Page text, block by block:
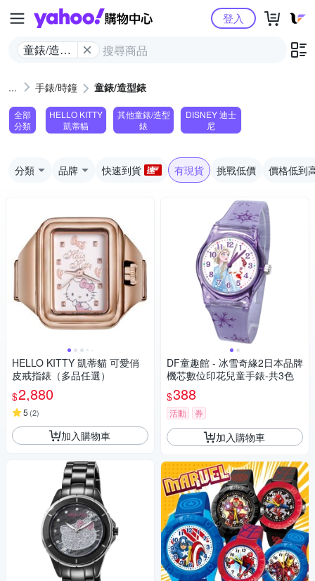
Yahoo購物中心
童錶/造型
登入
手錶/時鐘 童錶/造型錶
全部
分類
HELLO KITTY
凱蒂貓
其他童錶/造型
錶
DISNEY 迪士
尼
分類 品牌 快速到貨 有現貨 挑戰低價 價格低到
HELLO KITTY 凱蒂貓 可愛俏
皮戒指錶（多品任選）
$2,880
5 (2)
加入購物車
DF童趣館 - 冰雪奇緣2日本品牌
機芯數位印花兒童手錶-共3色
$388
活動 券
加入購物車